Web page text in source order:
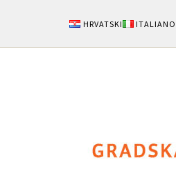
HRVATSKI ITALIANO